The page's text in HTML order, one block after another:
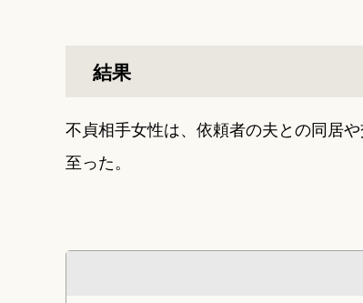
結果
不貞相手女性は、依頼者の夫との同居
至った。